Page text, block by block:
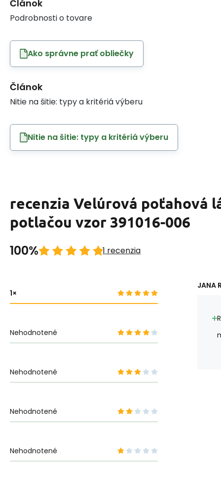
Článok
Podrobnosti o tovare
Ako správne prať obliečky
Článok
Nitie na šitie: typy a kritériá výberu
Nitie na šitie: typy a kritériá výberu
recenzia Velúrová poťahová
potlačou vzor 391016-006
100% 1 recenzia
1
Nehodnotené
Nehodnotené
Nehodnotené
Nehodnotené
JANA